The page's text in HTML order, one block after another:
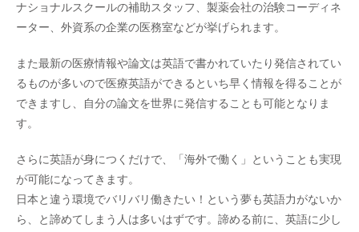
ナショナルスクールの補助スタッフ、製薬会社の治験コーディネ
ーター、外資系の企業の医務室などが挙げられます。
また最新の医療情報や論文は英語で書かれていたり発信されてい
るものが多いので医療英語ができるといち早く情報を得ることが
できますし、自分の論文を世界に発信することも可能となりま
す。
さらに英語が身につくだけで、「海外で働く」ということも実現
が可能になってきます。
日本と違う環境でバリバリ働きたい！という夢も英語力がないか
ら、と諦めてしまう人は多いはずです。諦める前に、英語に少し